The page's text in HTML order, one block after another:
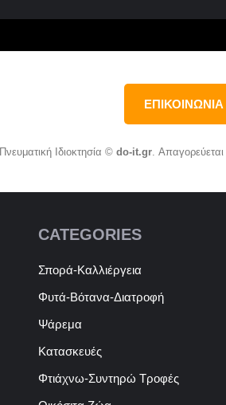
ΕΠΙΚΟΙΝΩΝΙΑ
Πνευματική Ιδιοκτησία © do-it.gr.
CATEGORIES
Σπορά-Καλλιέργεια
Φυτά-Βότανα-Διατροφή
Ψάρεμα
Κατασκευές
Φτιάχνω-Συντηρώ Τροφές